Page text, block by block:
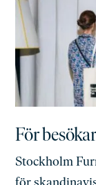
För
Stockholm